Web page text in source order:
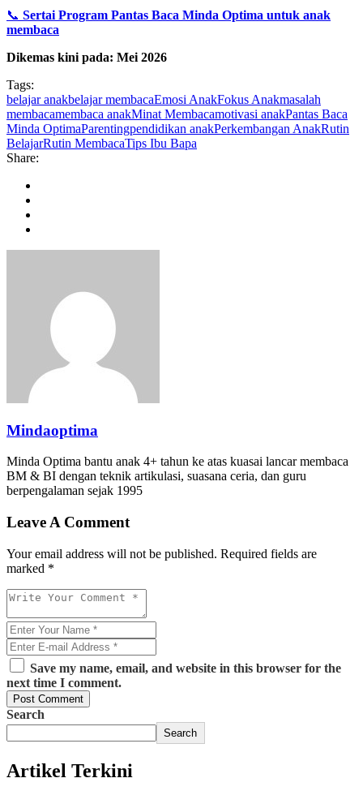
📞 Sertai Program Pantas Baca Minda Optima untuk anak
membaca
Dikemas kini pada: Mei 2026
Tags:
belajar anakbelajar membacaEmosi AnakFokus Anakmasalah
membacamembaca anakMinat Membacamotivasi anakPantas Baca
Minda OptimaParentingpendidikan anakPerkembangan AnakRutin
BelajarRutin MembacaTips Ibu Bapa
Share:
Mindaoptima
Minda Optima bantu anak 4+ tahun ke atas kuasai lancar membaca
BM & BI dengan teknik artikulasi, suasana ceria, dan guru
berpengalaman sejak 1995
Leave A Comment
Your email address will not be published. Required fields are
marked *
Save my name, email, and website in this browser for the
next time I comment.
Post Comment
Search
Search
Artikel Terkini